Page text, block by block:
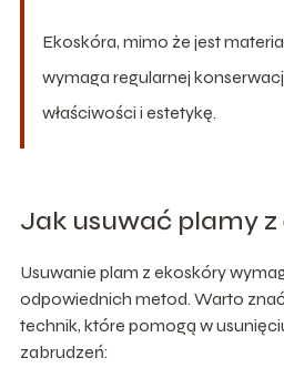
Ekoskóra, mimo że jest
wymaga regularnej
właściwości i estetykę.
Jak usuwać plamy z
Usuwanie plam z ekoskóry
odpowiednich metod. Warto
technik, które pomogą w
zabrudzeń: